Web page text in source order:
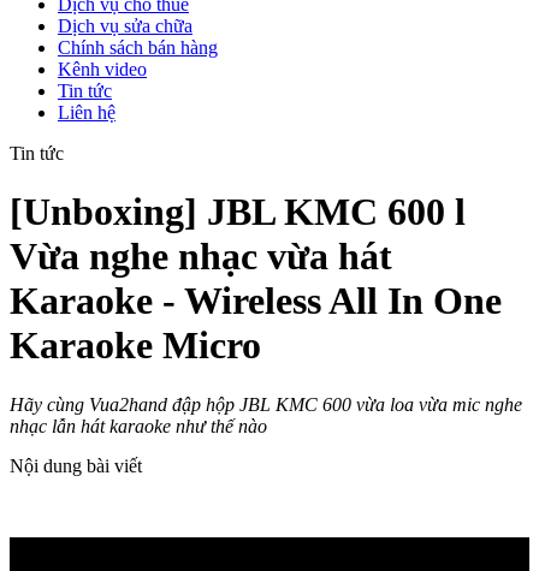
Dịch vụ cho thuê
Dịch vụ sửa chữa
Chính sách bán hàng
Kênh video
Tin tức
Liên hệ
Tin tức
[Unboxing] JBL KMC 600 l
Vừa nghe nhạc vừa hát
Karaoke - Wireless All In One
Karaoke Micro
Hãy cùng Vua2hand đập hộp JBL KMC 600 vừa loa vừa mic nghe
nhạc lẫn hát karaoke như thế nào
Nội dung bài viết